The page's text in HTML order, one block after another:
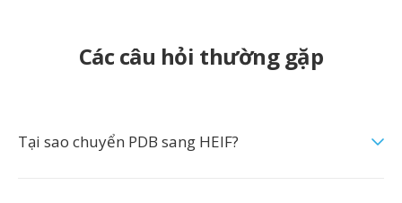
Các câu hỏi thường gặp
Tại sao chuyển PDB sang HEIF?